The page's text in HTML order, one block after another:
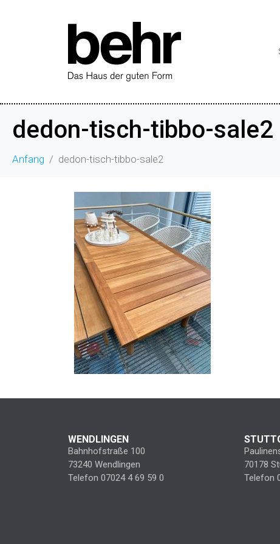
dedon-tisch-tibbo-sale2
Anfang dedon-tisch-tibbo-sale2
WENDLINGEN
Bahnhofstraße 100
73240 Wendlingen
Telefon 07024 4 69 59 0
70178
Telefon